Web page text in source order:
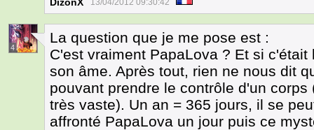
13/04/2012 09:30:42
4
La question que je me pose est :
C'est vraiment PapaLova ? Et si
son âme. Après tout, rien ne nous dit
pouvant prendre le contrôle d'un
très vaste). Un an = 365 jours, il se
affronté PapaLova un jour puis ce